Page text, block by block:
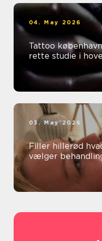
04. May 2026
Tattoo københavn sådan vælger du
rette studie i
03. May 2026
Filler hillerød hvad du skal vide, før du
vælger